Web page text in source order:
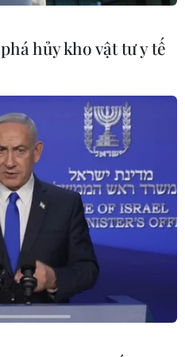
sau làn
giảm phát
đảo miền
hủy kho vật tư y tế